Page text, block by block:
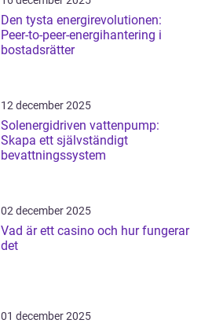
Den tysta energirevolutionen:
Peer-to-peer-energihantering i
bostadsrätter
12 december 2025
Solenergidriven vattenpump:
Skapa ett självständigt
bevattningssystem
02 december 2025
Vad är ett casino och hur fungerar
det
01 december 2025